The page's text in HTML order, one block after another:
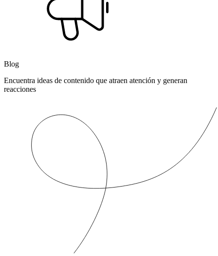
Blog
Encuentra ideas de contenido que atraen atención y generan
reacciones